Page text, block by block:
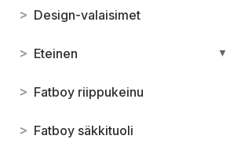
> Design-valaisimet
> Eteinen ▼
> Fatboy riippukeinu
> Fatboy säkkituoli